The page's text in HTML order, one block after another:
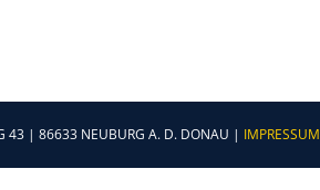
43 | 86633 NEUBURG A. D. DONAU | IMPRESSUM